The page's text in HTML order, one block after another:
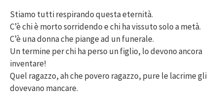
Stiamo tutti respirando questa eternità.
C’è chi è morto sorridendo e chi ha vissuto solo a metà.
C’è una donna che piange ad un funerale.
Un termine per chi ha perso un figlio, lo devono ancora
inventare!
Quel ragazzo, ah che povero ragazzo, pure le lacrime gli
dovevano mancare.